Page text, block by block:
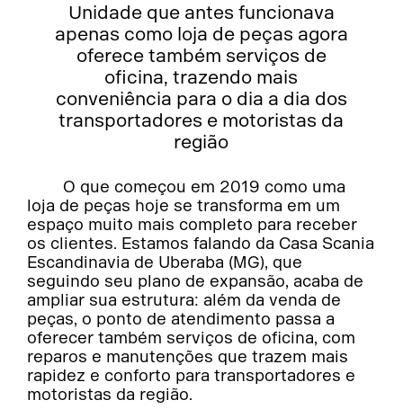
Unidade que antes funcionava
apenas como loja de peças agora
oferece também serviços de
oficina, trazendo mais
conveniência para o dia a dia dos
transportadores e motoristas da
região
O que começou em 2019 como uma
loja de peças hoje se transforma em um
espaço muito mais completo para receber
os clientes. Estamos falando da Casa Scania
Escandinavia de Uberaba (MG), que
seguindo seu plano de expansão, acaba de
ampliar sua estrutura: além da venda de
peças, o ponto de atendimento passa a
oferecer também serviços de oficina, com
reparos e manutenções que trazem mais
rapidez e conforto para transportadores e
motoristas da região.